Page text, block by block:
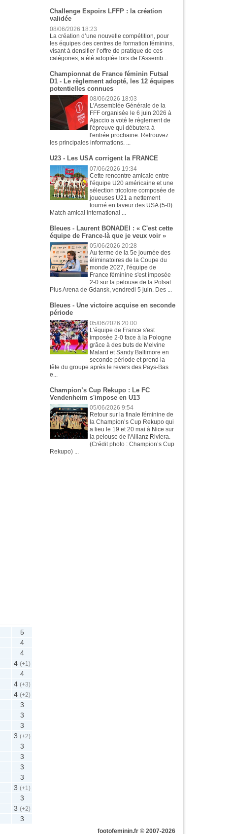
5
4
4
4 (+1)
4
4 (+3)
4 (+2)
3
3
3
3 (+2)
3
3
3
3
3 (+1)
3
3 (+2)
3
Challenge Espoirs LFFP : la création
validée
08/06/2026 18:23
La création d’une nouvelle compétition, pour
les équipes des centres de formation féminins,
visant à densifier l’offre de pratique de ces
catégories, a été adoptée lors de l'Assemb...
Championnat de France féminin Futsal
D1 - Le règlement adopté, les 12 équipes
potentielles connues
08/06/2026 18:03
L'Assemblée Générale de la
FFF organisée le 6 juin 2026 à
Ajaccio a voté le règlement de
l'épreuve qui débutera à
l'entrée prochaine. Retrouvez
les principales informations. ...
U23 - Les USA corrigent la FRANCE
07/06/2026 19:34
Cette rencontre amicale entre
l'équipe U20 américaine et une
sélection tricolore composée de
joueuses U21 a nettement
tourné en faveur des USA (5-0).
Match amical international ...
Bleues - Laurent BONADEI : « C'est cette
équipe de France-là que je veux voir »
05/06/2026 20:28
Au terme de la 5e journée des
éliminatoires de la Coupe du
monde 2027, l'équipe de
France féminine s'est imposée
2-0 sur la pelouse de la Polsat
Plus Arena de Gdansk, vendredi 5 juin. Des ...
Bleues - Une victoire acquise en seconde
période
05/06/2026 20:00
L'équipe de France s'est
imposée 2-0 face à la Pologne
grâce à des buts de Melvine
Malard et Sandy Baltimore en
seconde période et prend la
tête du groupe après le revers des Pays-Bas
e...
Champion’s Cup Rekupo : Le FC
Vendenheim s'impose en U13
05/06/2026 9:54
Retour sur la finale féminine de
la Champion’s Cup Rekupo qui
a lieu le 19 et 20 mai à Nice sur
la pelouse de l'Allianz Riviera.
(Crédit photo : Champion’s Cup
Rekupo) ...
footofeminin.fr © 2007-2026